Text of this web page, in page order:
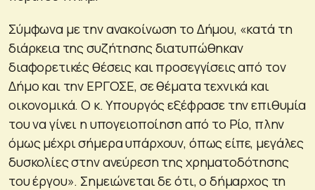
Σύμφωνα με την ανακοίνωση το Δήμου, «κατά τη
διάρκεια της συζήτησης διατυπώθηκαν
διαφορετικές θέσεις και προσεγγίσεις από τον
Δήμο και την ΕΡΓΟΣΕ, σε θέματα τεχνικά και
οικονομικά. Ο κ. Υπουργός εξέφρασε την επιθυμία
του να γίνει η υπογειοποίηση από το Ρίο, πλην
όμως μέχρι σήμερα υπάρχουν, όπως είπε, μεγάλες
δυσκολίες στην ανεύρεση της χρηματοδότησης
του έργου». Σημειώνεται δε ότι, ο δήμαρχος τη